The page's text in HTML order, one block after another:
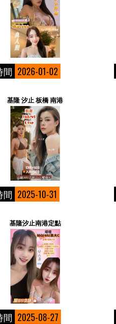
間 2026-01-02
基隆 汐止 板橋 南港
間 2025-10-31
基隆汐止南港定點
間 2025-08-27